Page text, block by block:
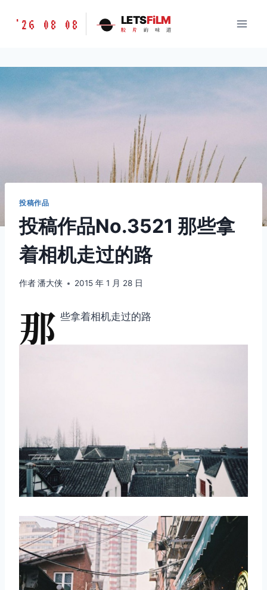
胶
味
LETSFILM
'26 08 08 LETSFiLM
胶 片 的 味 道
投稿作品
投稿作品No.3521 那些拿
着相机走过的路
作者潘大侠 2015 年 1 月 28 日
那 些拿着相机走过的路